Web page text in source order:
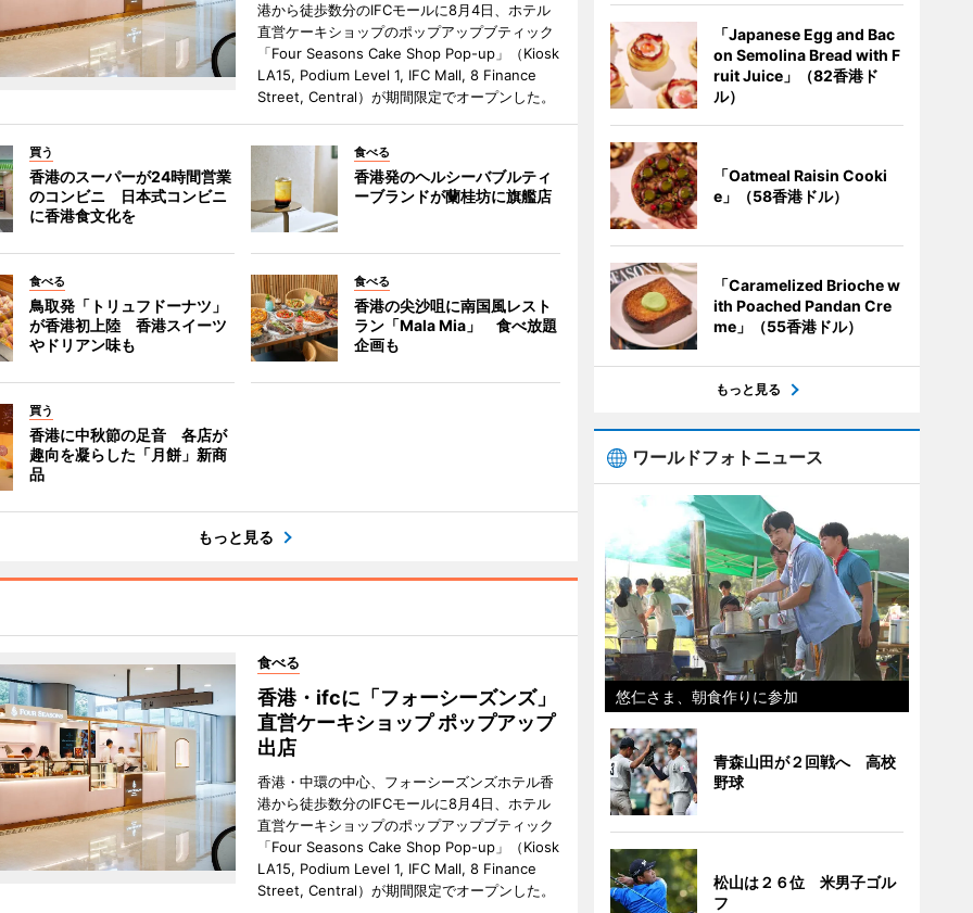
港から徒歩数分のIFCモールに8月4日、ホテル
直営ケーキショップのポップアップブティック
「Four Seasons Cake Shop Pop-up」（Kiosk
LA15, Podium Level 1, IFC Mall, 8 Finance
Street, Central）が期間限定でオープンした。
買う
香港のスーパーが24時間営業
のコンビニ 日本式コンビニ
に香港食文化を
食べる
香港発のヘルシーバブルティ
ーブランドが蘭桂坊に旗艦店
食べる
鳥取発「トリュフドーナツ」
が香港初上陸 香港スイーツ
やドリアン味も
食べる
香港の尖沙咀に南国風レスト
ラン「Mala Mia」 食べ放題
企画も
買う
香港に中秋節の足音 各店が
趣向を凝らした「月餅」新商
品
もっと見る
食べる
香港・ifcに「フォーシーズンズ」
直営ケーキショップ ポップアップ
出店
香港・中環の中心、フォーシーズンズホテル香
港から徒歩数分のIFCモールに8月4日、ホテル
直営ケーキショップのポップアップブティック
「Four Seasons Cake Shop Pop-up」（Kiosk
LA15, Podium Level 1, IFC Mall, 8 Finance
Street, Central）が期間限定でオープンした。
「Japanese Egg and Bac
on Semolina Bread with F
ruit Juice」（82香港ド
ル）
「Oatmeal Raisin Cooki
e」（58香港ドル）
「Caramelized Brioche w
ith Poached Pandan Cre
me」（55香港ドル）
もっと見る
ワールドフォトニュース
悠仁さま、朝食作りに参加
青森山田が２回戦へ 高校
野球
松山は２６位 米男子ゴル
フ